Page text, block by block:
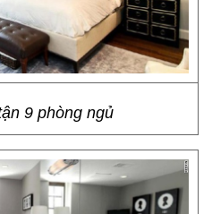
9 phòng ngủ